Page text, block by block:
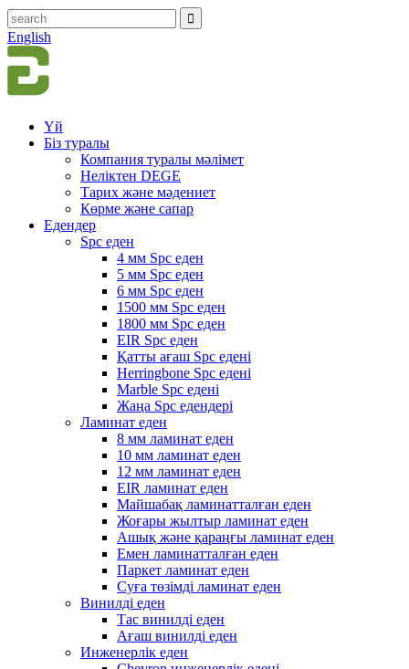
English
Үй
Біз туралы
Компания туралы мәлімет
Неліктен DEGE
Тарих және мәдениет
Көрме және сапар
Едендер
Spc еден
4 мм Spc еден
5 мм Spc еден
6 мм Spc еден
1500 мм Spc еден
1800 мм Spc еден
EIR Spc еден
Қатты ағаш Spc едені
Herringbone Spc едені
Marble Spc едені
Жаңа Spc едендері
Ламинат еден
8 мм ламинат еден
10 мм ламинат еден
12 мм ламинат еден
EIR ламинат еден
Майшабақ ламинатталған еден
Жоғары жылтыр ламинат еден
Ашық және қараңғы ламинат еден
Емен ламинатталған еден
Паркет ламинат еден
Суға төзімді ламинат еден
Винилді еден
Тас винилді еден
Ағаш винилді еден
Инженерлік еден